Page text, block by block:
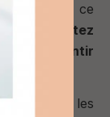
Dans ce
ou n’hésitez
vous sentir
que si les